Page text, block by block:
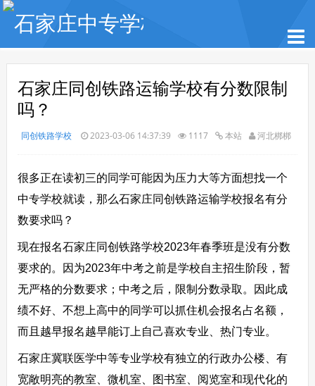
石家庄同创铁路运输学校有分数限制
吗？
同创铁路学校 2023-03-06 14:37:39 1117 本站 河北梆梆
很多正在读初三的同学可能因为压力大等方面想找一个
中专学校就读，那么石家庄同创铁路运输学校报名有分
数要求吗？
现在报名石家庄同创铁路学校2023年春季班是没有分数
要求的。因为2023年中考之前是学校自主招生阶段，暂
无严格的分数要求；中考之后，限制分数录取。因此成
绩不好、不想上高中的同学可以抓住机会报名占名额，
而且越早报名越早能订上自己喜欢专业、热门专业。
石家庄冀联医学中等专业学校有独立的行政办公楼、有
宽敞明亮的教室、微机室、图书室、阅览室和现代化的